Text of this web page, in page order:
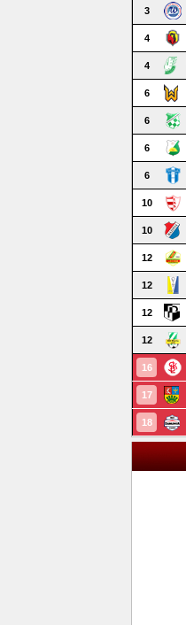
3
4
4
6
6
6
6
10
10
12
12
12
12
16
17
18